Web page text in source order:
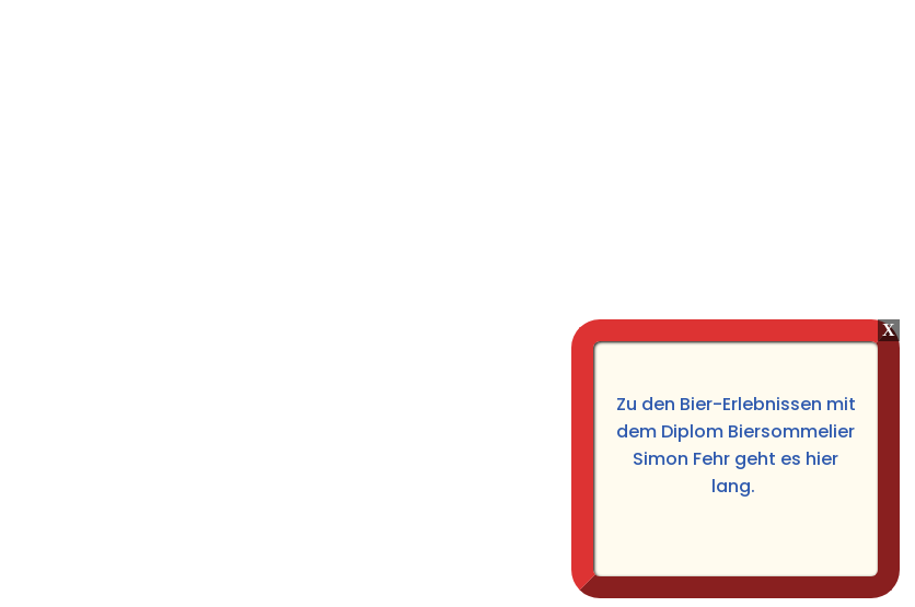
Zu den Bier-Erlebnissen mit
dem Diplom Biersommelier
Simon Fehr geht es hier
lang.